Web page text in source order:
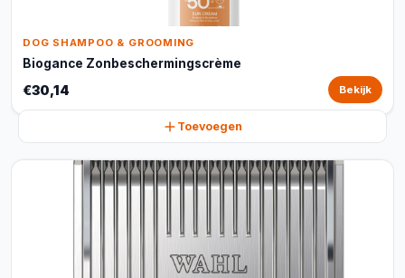
DOG SHAMPOO & GROOMING
Biogance Zonbeschermingscrème
€30,14 Bekijk
Toevoegen